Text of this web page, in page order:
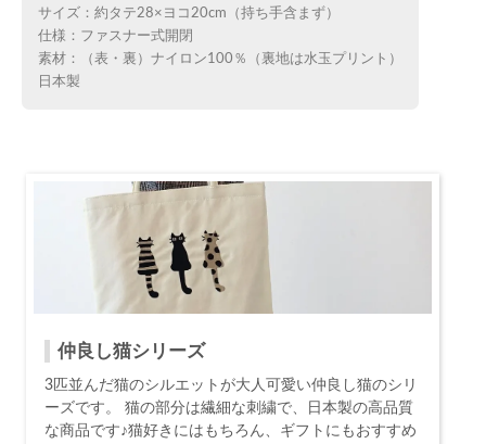
サイズ：約タテ28×ヨコ20cm（持ち手含まず）
仕様：ファスナー式開閉
素材：（表・裏）ナイロン100％（裏地は水玉プリント）
日本製
仲良し猫シリーズ
3匹並んだ猫のシルエットが大人可愛い仲良し猫のシリ
ーズです。 猫の部分は繊細な刺繍で、日本製の高品質
な商品です♪猫好きにはもちろん、ギフトにもおすすめ